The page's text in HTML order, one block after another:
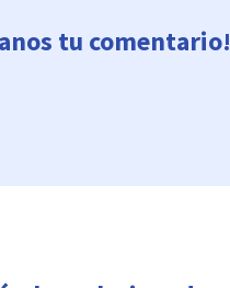
tu comentario!